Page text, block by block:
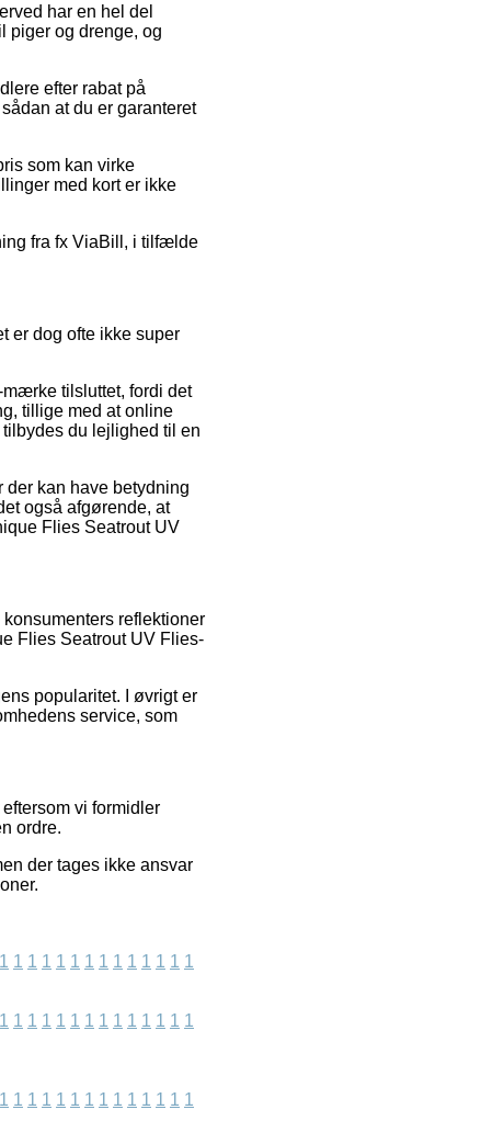
har en hel del
piger og drenge, og
efter rabat på
at du er garanteret
som kan virke
med kort er ikke
fra fx ViaBill, i tilfælde
er dog ofte ikke super
tilsluttet, fordi det
tillige med at online
du lejlighed til en
der kan have betydning
også afgørende, at
Flies Seatrout UV
reflektioner
Flies Seatrout UV Flies-
popularitet. I øvrigt er
service, som
vi formidler
ordre.
der tages ikke ansvar
1 1 1 1 1 1 1 1 1 1 1 1 1 1
1 1 1 1 1 1 1 1 1 1 1 1 1 1
1 1 1 1 1 1 1 1 1 1 1 1 1 1